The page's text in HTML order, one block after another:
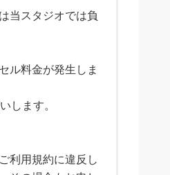
当スタジオでは負
ル料金が発生しま
します。
利用規約に違反し